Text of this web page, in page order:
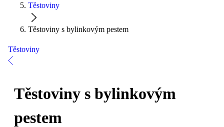
Těstoviny
Těstoviny s bylinkovým pestem
Těstoviny
Těstoviny s bylinkovým
pestem